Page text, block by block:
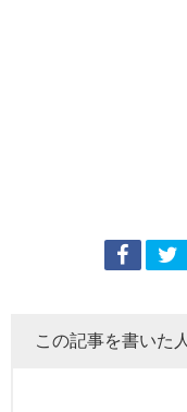
この記事を書いた人